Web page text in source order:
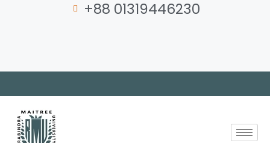
+88 01319446230